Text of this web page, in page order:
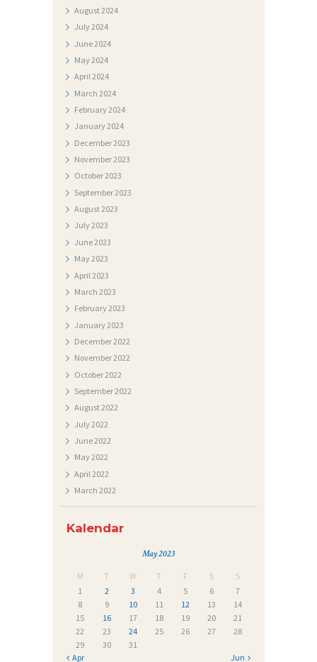
August2024
July2024
June2024
May2024
April2024
March 2024
February2024
January2024
December2023
November2023
October2023
September2023
August2023
July2023
June2023
May2023
April 2023
March 2023
February2023
January2023
December2022
November2022
October2022
September2022
August2022
July2022
June2022
May2022
April 2022
March 2022
Kalendar
May 2023
M T W T F S
S
1
2 3 4 5 6
7
8
9 10 11 12 13
14
15
16 17 18 19 20
21
22
23 24 25 26 27
28
29
30
31
« Apr
Jun »